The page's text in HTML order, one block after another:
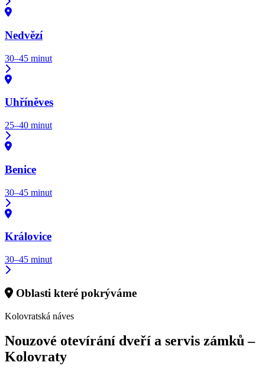
Nedvězí
30–45 minut
Uhříněves
25–40 minut
Benice
30–45 minut
Královice
30–45 minut
Oblasti které pokrýváme
Kolovratská náves
Nouzové otevírání dveří a servis zámků –
Kolovraty